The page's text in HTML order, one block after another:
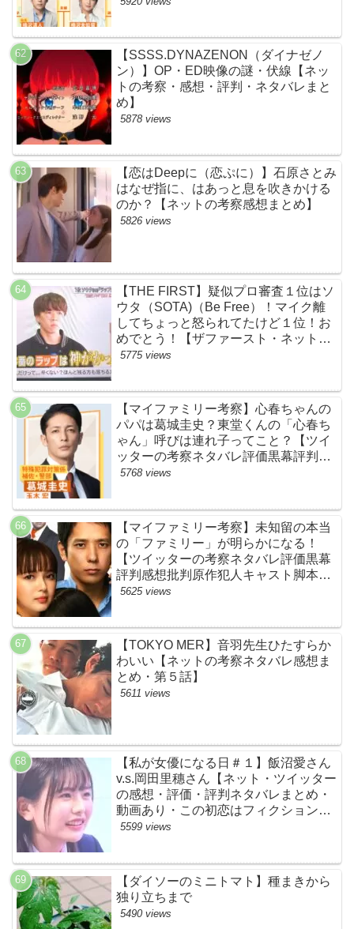
【SSSS.DYNAZENON（ダイナゼノ
ン）】OP・ED映像の謎・伏線【ネッ
トの考察・感想・評判・ネタバレまと
め】
5878 views
【恋はDeepに（恋ぷに）】石原さとみ
はなぜ指に、はあっと息を吹きかける
のか？【ネットの考察感想まとめ】
5826 views
【THE FIRST】疑似プロ審査１位はソ
ウタ（SOTA)（Be Free）！マイク離
してちょっと怒られてたけど１位！お
めでとう！【ザファースト・ネットの
ネタバレ感想考察まとめ・スッキリ・
5775 views
【マイファミリー考察】心春ちゃんの
パパは葛城圭史？東堂くんの「心春ち
ゃん」呼びは連れ子ってこと？【ツイ
ッターの考察ネタバレ評価黒幕評判感
想批判原作犯人キャスト脚本あらすじ
5768 views
【マイファミリー考察】未知留の本当
の「ファミリー」が明らかになる！
【ツイッターの考察ネタバレ評価黒幕
評判感想批判原作犯人キャスト脚本あ
らすじ伏線まとめ】
5625 views
【TOKYO MER】音羽先生ひたすらか
わいい【ネットの考察ネタバレ感想ま
とめ・第５話】
5611 views
【私が女優になる日＃１】飯沼愛さん
v.s.岡田里穗さん【ネット・ツイッター
の感想・評価・評判ネタバレまとめ・
動画あり・この初恋はフィクションで
す・初恋Ｆ】
5599 views
【ダイソーのミニトマト】種まきから
独り立ちまで
5490 views